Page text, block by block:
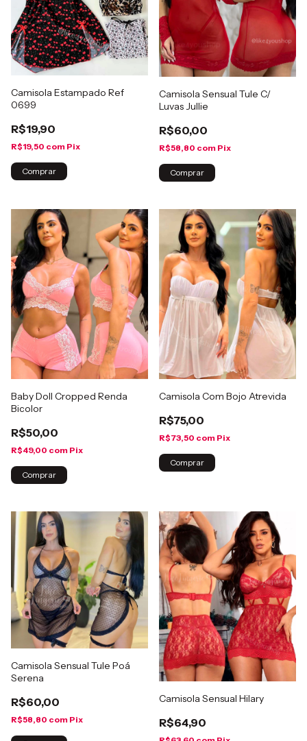
Camisola Estampado Ref
0699
R$19,90
R$19,50 com Pix
Comprar
Camisola Sensual Tule C/
Luvas Jullie
R$60,00
R$58,80 com Pix
Comprar
Baby Doll Cropped Renda
Bicolor
R$50,00
R$49,00 com Pix
Comprar
Camisola Com Bojo Atrevida
R$75,00
R$73,50 com Pix
Comprar
Camisola Sensual Tule Poá
Serena
R$60,00
R$58,80 com Pix
Camisola Sensual Hilary
R$64,90